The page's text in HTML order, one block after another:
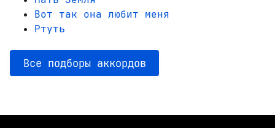
Вот так она любит меня
Ртуть
Все подборы аккордов